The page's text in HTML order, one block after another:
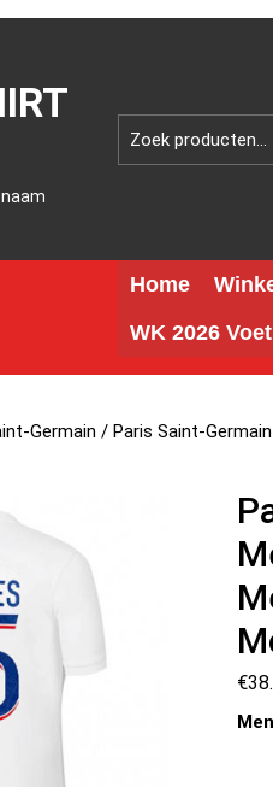
Home
WK 2026
Germain / Paris Saint-
€